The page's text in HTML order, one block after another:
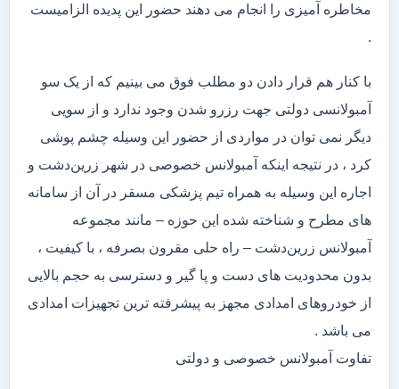
مخاطره آمیزی را انجام می دهند حضور این پدیده الزامیست
.
با کنار هم قرار دادن دو مطلب فوق می بینیم که از یک سو
آمبولانسی دولتی جهت رزرو شدن وجود ندارد و از سویی
دیگر نمی توان در مواردی از حضور این وسیله چشم پوشی
کرد ، در نتیجه اینکه آمبولانس خصوصی در شهر زرین‌دشت و
اجاره این وسیله به همراه تیم پزشکی مسقر در آن از سامانه
های مطرح و شناخته شده این حوزه – مانند مجموعه
آمبولانس زرین‌دشت – راه حلی مقرون بصرفه ، با کیفیت ،
بدون محدودیت های دست و پا گیر و دسترسی به حجم بالایی
از خودروهای امدادی مجهز به پیشرفته ترین تجهیزات امدادی
می باشد .
تفاوت آمبولانس خصوصی و دولتی